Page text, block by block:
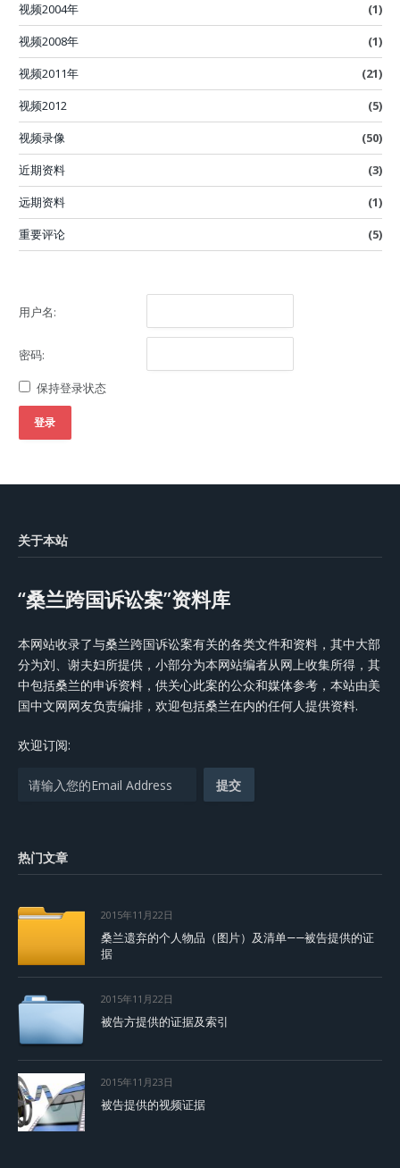
视频2004年
(1)
视频2008年
(1)
视频2011年
(21)
视频2012
(5)
视频录像
(50)
近期资料
(3)
远期资料
(1)
重要评论
(5)
用户名:
密码:
保持登录状态
登录
关于本站
“桑兰跨国诉讼案”资料库
本网站收录了与桑兰跨国诉讼案有关的各类文件和资料，其中大部
分为刘、谢夫妇所提供，小部分为本网站编者从网上收集所得，其
中包括桑兰的申诉资料，供关心此案的公众和媒体参考，本站由美
国中文网网友负责编排，欢迎包括桑兰在内的任何人提供资料.
欢迎订阅:
热门文章
2015年11月22日
桑兰遗弃的个人物品（图片）及清单——被告提供的证
据
2015年11月22日
被告方提供的证据及索引
2015年11月23日
被告提供的视频证据